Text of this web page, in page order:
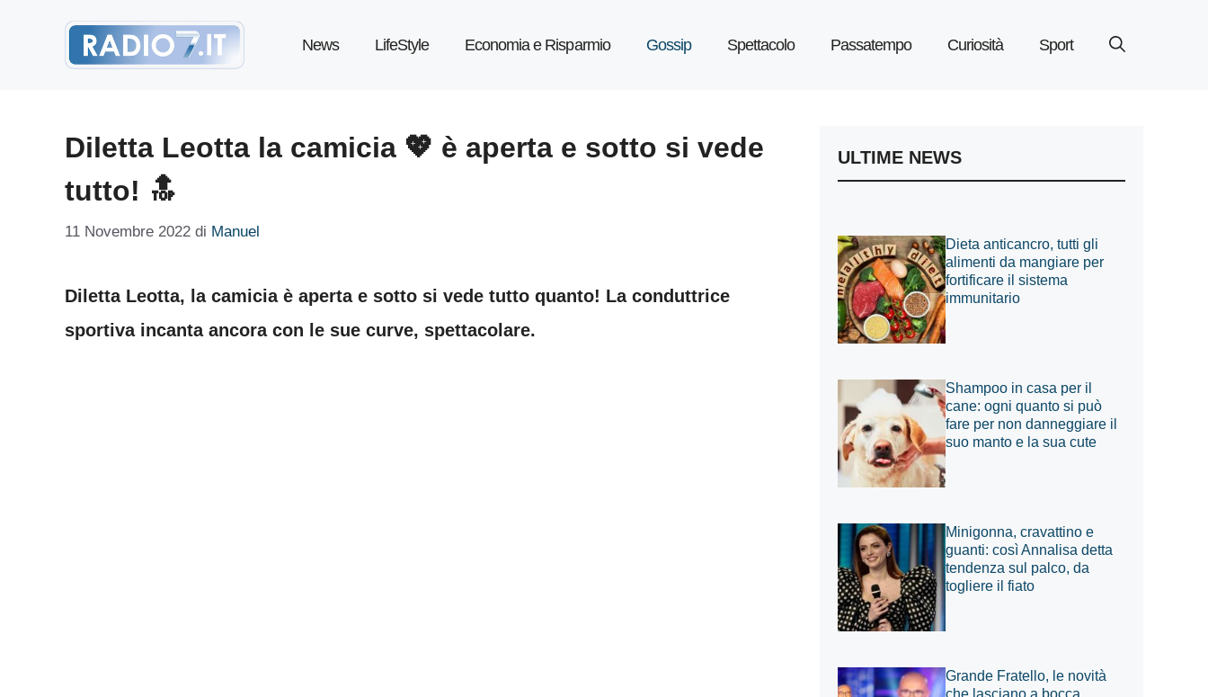
News LifeStyle Economia e Risparmio Gossip Spettacolo Passatempo Curiosità Sport
Diletta Leotta la camicia 💖 è aperta e sotto si vede
tutto! 🔝
11 Novembre 2022 di Manuel
Diletta Leotta, la camicia è aperta e sotto si vede tutto quanto! La conduttrice
sportiva incanta ancora con le sue curve, spettacolare.
ULTIME NEWS
Dieta anticancro, tutti gli
alimenti da mangiare per
fortificare il sistema
immunitario
Shampoo in casa per il
cane: ogni quanto si può
fare per non danneggiare il
suo manto e la sua cute
Minigonna, cravattino e
guanti: così Annalisa detta
tendenza sul palco, da
togliere il fiato
Grande Fratello, le novità
che lasciano a bocca